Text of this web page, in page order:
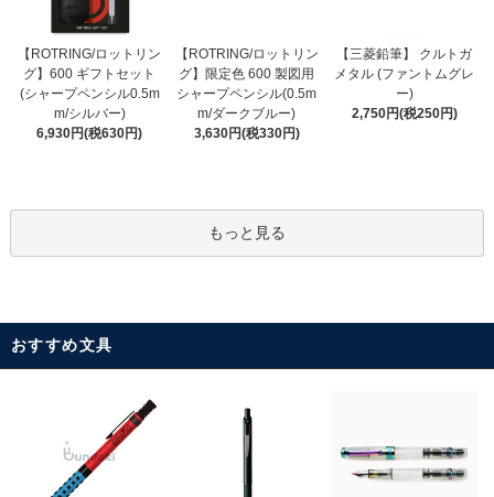
【ROTRING/ロットリン
グ】600 ギフトセット
(シャープペンシル0.5m
m/シルバー)
6,930円(税630円)
【ROTRING/ロットリン
グ】限定色 600 製図用
シャープペンシル(0.5m
m/ダークブルー)
3,630円(税330円)
【三菱鉛筆】 クルトガ
メタル (ファントムグレ
ー)
2,750円(税250円)
もっと見る
おすすめ文具